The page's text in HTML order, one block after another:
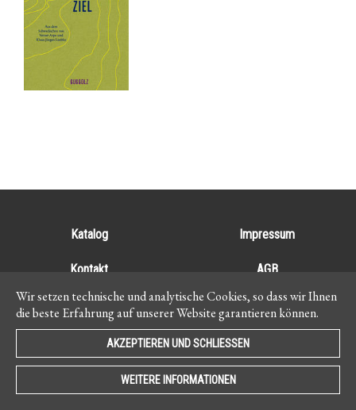
Wir setzen technische und analytische Cookies, so dass wir Ihnen
die beste Erfahrung auf unserer Website garantieren können.
AKZEPTIEREN UND SCHLIESSEN
WEITERE INFORMATIONEN
Katalog
Kontakt
Newsletter
Impressum
AGB
Datenschutz